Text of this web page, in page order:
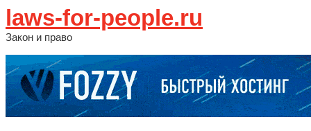
laws-for-people.ru
Закон и право